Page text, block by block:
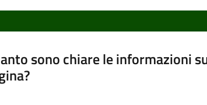
sono chiare le informazioni